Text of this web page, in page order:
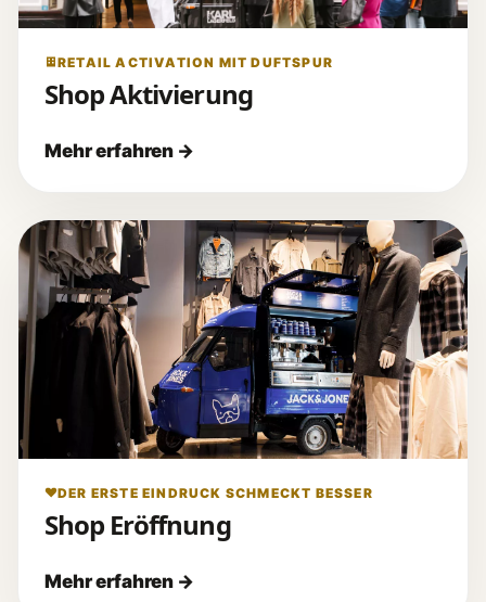
RETAIL ACTIVATION MIT DUFTSPUR
Shop Aktivierung
DER ERSTE EINDRUCK SCHMECKT BESSER
Shop Eröffnung